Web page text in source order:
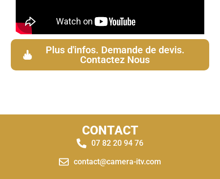
Plus d'infos. Demande de devis.
Contactez Nous
CONTACT
07 82 20 94 76
contact@camera-itv.com